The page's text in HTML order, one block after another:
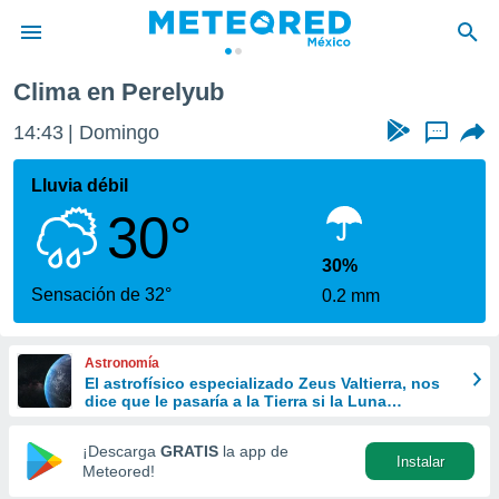
de
ha sido
para
que se
calidad.
a este
las
y
forma
digital
basada
Clima en Perelyub
14:43 Domingo ...
Lluvia débil
30°
Sensación de 32°
30%
0.2 mm
Astronomía
El astrofísico especializado Zeus Valtierra, nos
dice que le pasaría a la Tierra si la Luna
¡Descarga GRATIS la app de
Meteored!
Instalar